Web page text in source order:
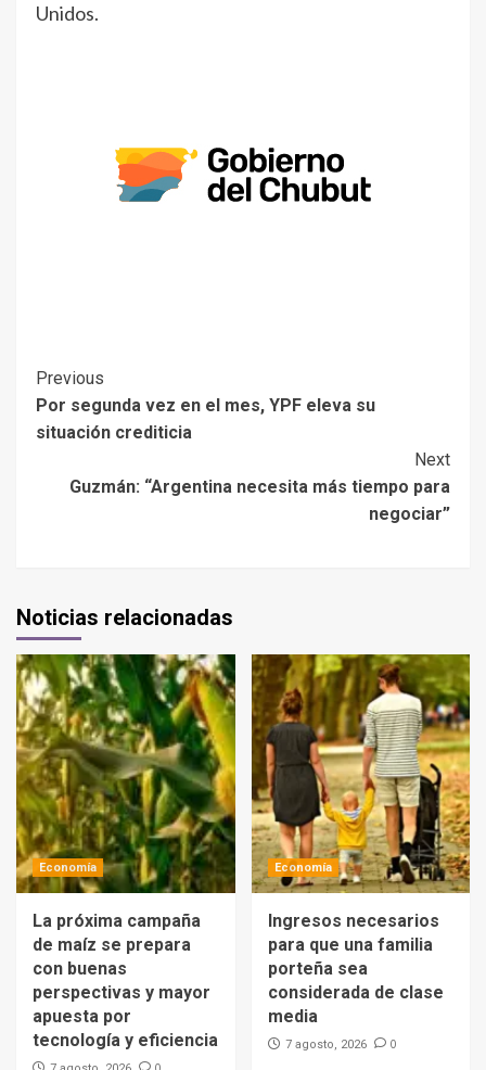
Unidos.
Previous
Por segunda vez en el mes, YPF eleva su
situación crediticia
Next
Guzmán: “Argentina necesita más tiempo para
negociar”
Noticias relacionadas
Economía
La próxima campaña
de maíz se prepara
con buenas
perspectivas y mayor
apuesta por
tecnología y eficiencia
Economía
Ingresos necesarios
para que una familia
porteña sea
considerada de clase
media
7 agosto, 2026 0